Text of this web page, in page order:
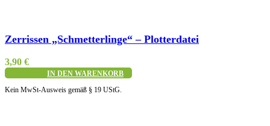
Zerrissen „Schmetterlinge“ – Plotterdatei
3,90 €
IN DEN WARENKORB
Kein MwSt-Ausweis gemäß § 19 UStG.